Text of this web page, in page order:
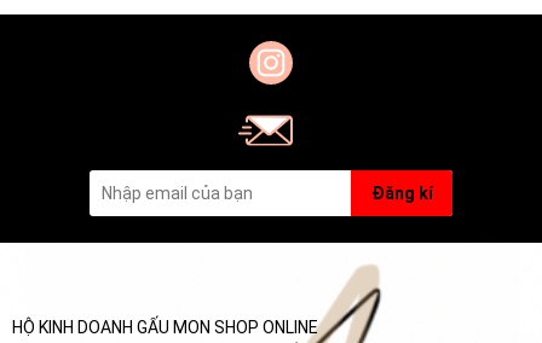
NECKLACE
NECKLACE
Đăng kí
HỘ KINH DOANH GẤU MON SHOP ONLINE